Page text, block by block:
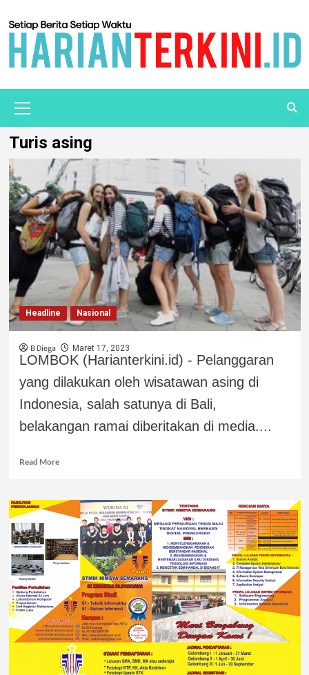
Turis asing
Headline Nasional
B Diega Maret 17, 2023
LOMBOK (Harianterkini.id) - Pelanggaran
yang dilakukan oleh wisatawan asing di
Indonesia, salah satunya di Bali,
belakangan ramai diberitakan di media....
Read More